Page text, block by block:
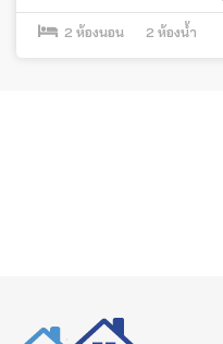
2 ห้องนอน 2 ห้องน้ำ